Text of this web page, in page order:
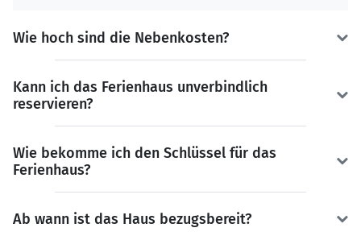
Wie hoch sind die Nebenkosten?
Kann ich das Ferienhaus unverbindlich
reservieren?
Wie bekomme ich den Schlüssel für das
Ferienhaus?
Ab wann ist das Haus bezugsbereit?